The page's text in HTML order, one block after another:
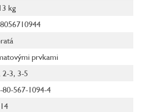
kg
prvkami
2-3, 3-5
80-567-1094-4